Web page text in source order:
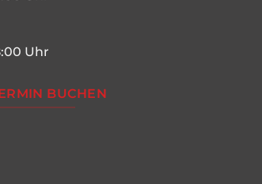
Uhr
BUCHEN